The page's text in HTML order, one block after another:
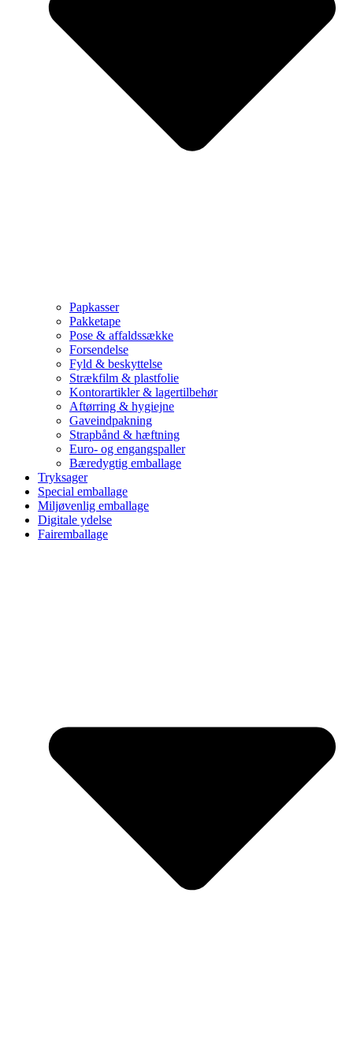
Papkasser
Pakketape
Pose & affaldssække
Forsendelse
Fyld & beskyttelse
Strækfilm & plastfolie
Kontorartikler & lagertilbehør
Aftørring & hygiejne
Gaveindpakning
Strapbånd & hæftning
Euro- og engangspaller
Bæredygtig emballage
Tryksager
Special emballage
Miljøvenlig emballage
Digitale ydelse
Fairemballage